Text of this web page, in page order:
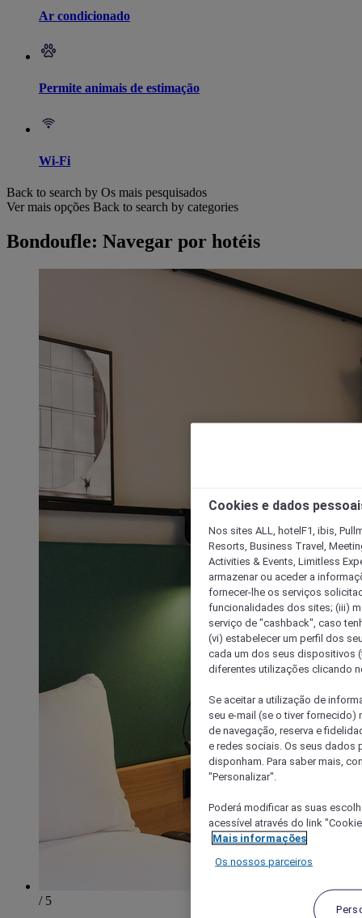
Ar condicionado
Permite animais de estimação
Wi-Fi
Back to search by Os mais pesquisados
Ver mais opções Back to search by categories
Bondoufle: Navegar por hotéis
/ 5
Cookies e dados
Nos sites ALL, hotelF1, ibis,
Resorts, Business Travel,
Activities & Events, Limitless
armazenar ou aceder a
fornecer-lhe os serviços
funcionalidades dos sites; (iii)
serviço de "cashback", caso
(vi) estabelecer um perfil dos
cada um dos seus dispositivos
diferentes utilizações clicando
Se aceitar a utilização de
seu e-mail (se o tiver
de navegação, reserva e
e redes sociais. Os seus dados
disponham. Para saber mais,
"Personalizar".
Poderá modificar as suas
acessível através do link
Mais informações
Os nossos parceiros